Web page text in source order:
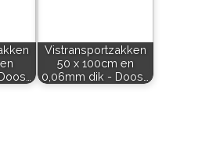
Vistransportzakken
50 x 100cm en
0,06mm dik - Doos…